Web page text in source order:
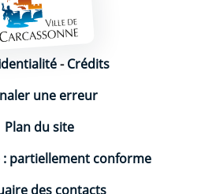
légales
-Crédits
une erreur
Plan du site
: partiellement conforme
des contacts